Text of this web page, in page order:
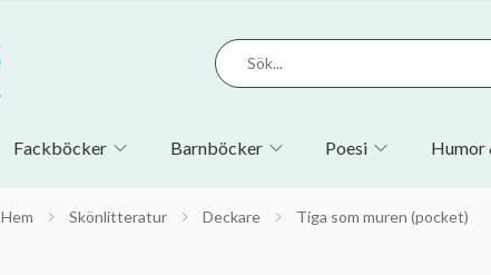
Fackböcker Barnböcker Poesi Humor
Hem Skönlitteratur Deckare Tiga som muren (pocket)